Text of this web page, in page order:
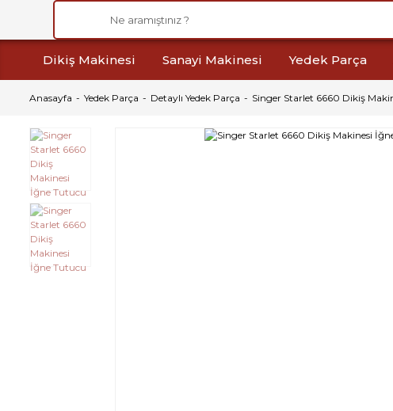
Dikiş Makinesi Sanayi Makinesi Yedek Parça
Anasayfa Yedek Parça Detaylı Yedek Parça Singer Starlet 6660 Dikiş